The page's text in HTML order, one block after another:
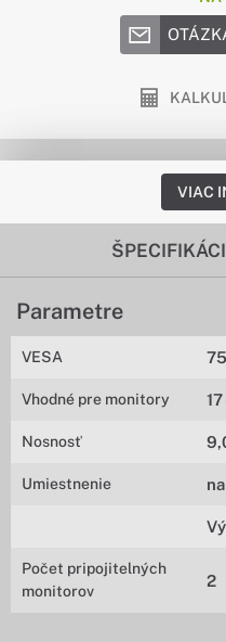
VIAC
Parametre
VESA
Vhodné pre monitory
Nosnosť
Umiestnenie
Počet pripojitelných
monitorov
2